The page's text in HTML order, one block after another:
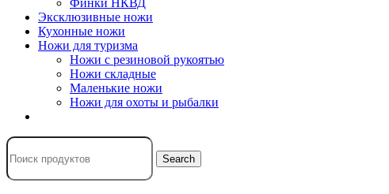
Финки НКВД
Эксклюзивные ножи
Кухонные ножи
Ножи для туризма
Ножи с резиновой рукоятью
Ножи складные
Маленькие ножи
Ножи для охоты и рыбалки
Search